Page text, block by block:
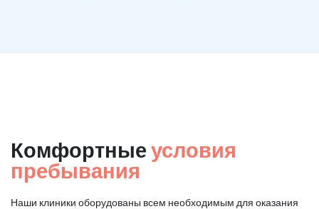
Комфортные условия
пребывания
Наши клиники оборудованы всем необходимым для оказания